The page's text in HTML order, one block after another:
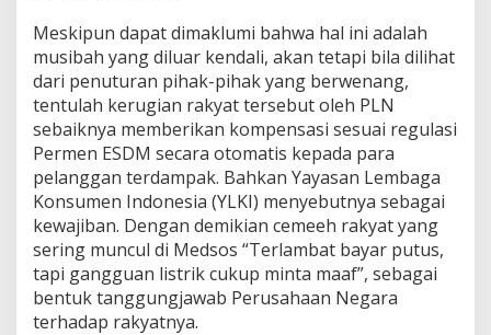
Meskipun dapat dimaklumi bahwa hal ini adalah
musibah yang diluar kendali, akan tetapi bila dilihat
dari penuturan pihak-pihak yang berwenang,
tentulah kerugian rakyat tersebut oleh PLN
sebaiknya memberikan kompensasi sesuai regulasi
Permen ESDM secara otomatis kepada para
pelanggan terdampak. Bahkan Yayasan Lembaga
Konsumen Indonesia (YLKI) menyebutnya sebagai
kewajiban. Dengan demikian cemeeh rakyat yang
sering muncul di Medsos “Terlambat bayar putus,
tapi gangguan listrik cukup minta maaf”, sebagai
bentuk tanggungjawab Perusahaan Negara
terhadap rakyatnya.